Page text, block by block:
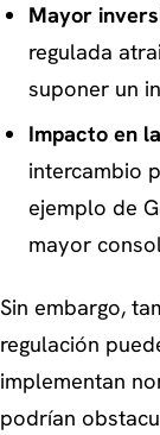
Mayor
regulada
suponer un
Impacto en
intercambio
ejemplo de
mayor
Sin embargo,
regulación
implementan
podrían